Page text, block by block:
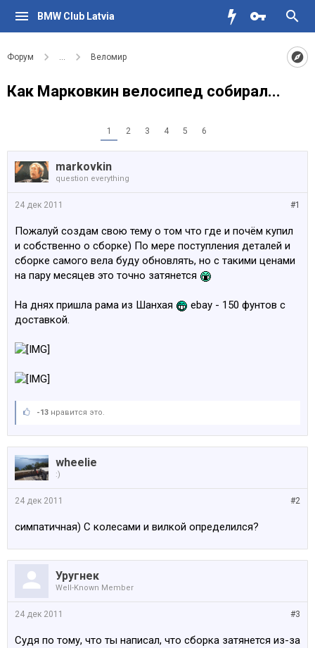
BMW Club Latvia
Форум ... Веломир
Как Марковкин велосипед собирал...
1 2 3 4 5 6
markovkin
question everything
#1
24 дек 2011
Пожалуй создам свою тему о том что где и почём купил
и собственно о сборке) По мере поступления деталей и
сборке самого вела буду обновлять, но с такими ценами
на пару месяцев это точно затянется
На днях пришла рама из Шанхая
ebay - 150 фунтов с
доставкой.
-13 нравится это.
wheelie
:)
#2
24 дек 2011
симпатичная) С колесами и вилкой определился?
Уругнек
Well-Known Member
#3
24 дек 2011
Судя по тому, что ты написал, что сборка затянется из-за